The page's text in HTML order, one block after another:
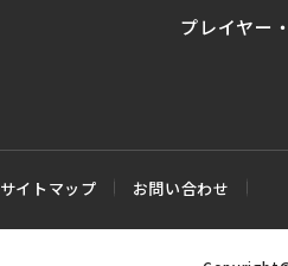
プレイヤー
サイトマップ お問い合わせ